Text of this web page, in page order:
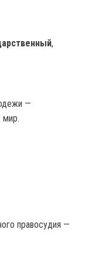
,
—
мир.
правосудия —